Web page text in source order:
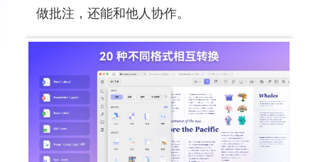
做批注，还能和他人协作。